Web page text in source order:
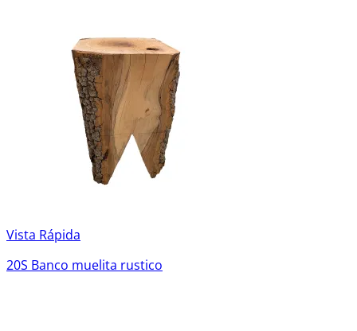
Vista Rápida
20S Banco muelita rustico